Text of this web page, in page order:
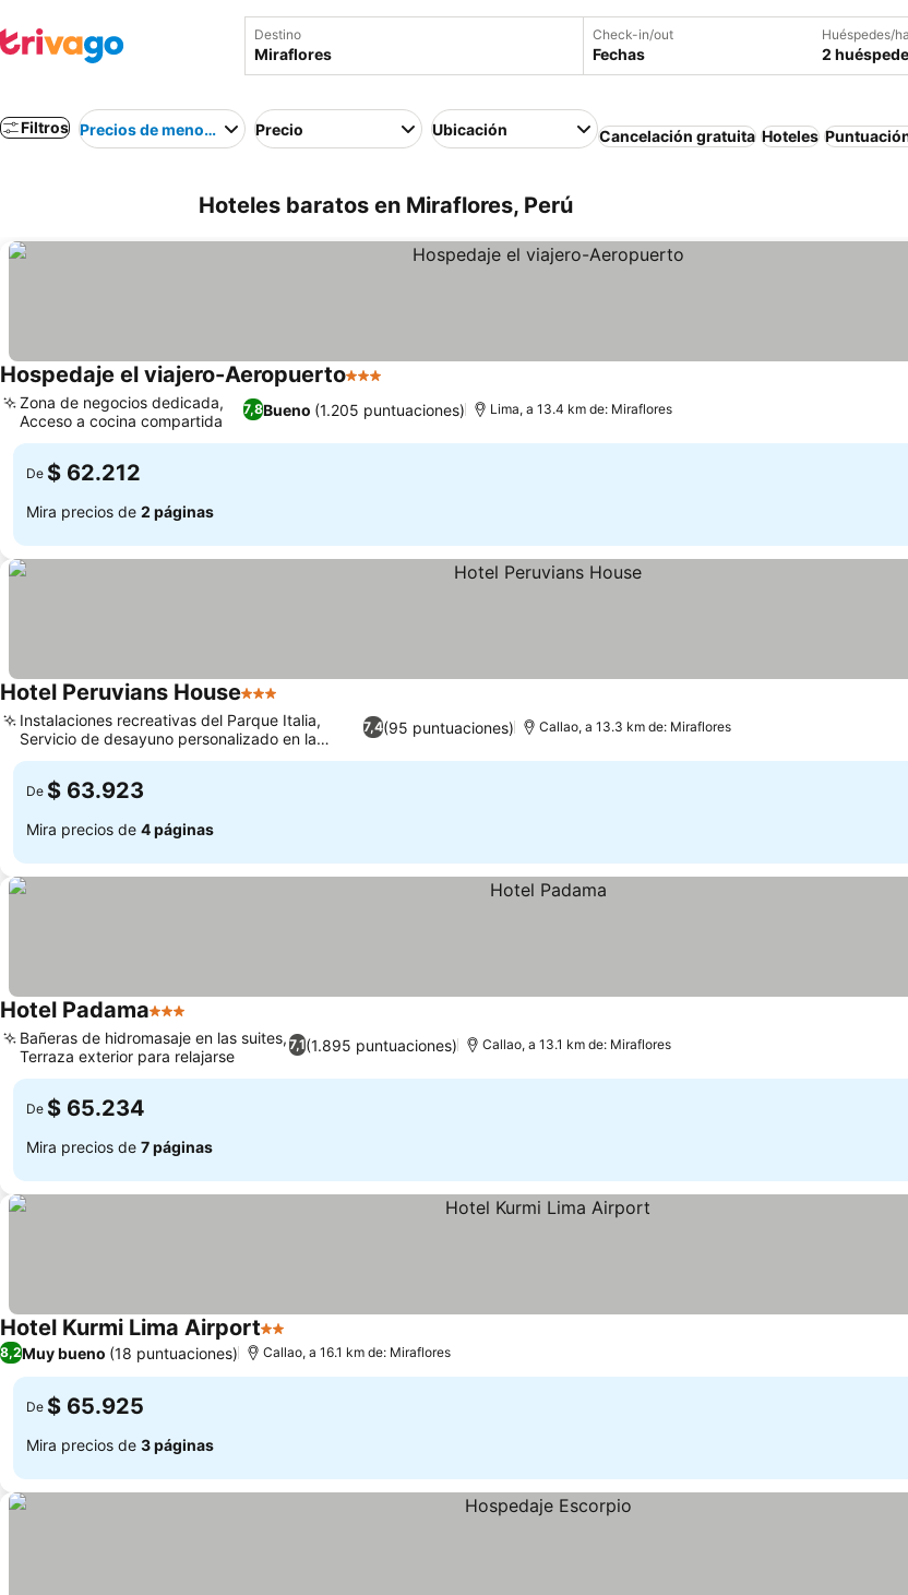
Destino Check-in/out
Fechas
Huéspedes/
2
Filtros Precios de menor a mayorPrecio Ubicación Cancelación gratuita Hoteles
Hoteles baratos en Miraflores, Perú
Hospedaje el viajero-Aeropuerto3 Estrellas
7,8Bueno (1.205 puntuaciones)
Zona de negocios dedicada,
Acceso a cocina compartida
Lima, a 13.4 km de: Miraflores
De $ 62.212
Mira precios de 2 páginas
Hotel Peruvians House3 Estrellas
7,4(95 puntuaciones)
Instalaciones recreativas del Parque Italia,
Servicio de desayuno personalizado en la
habitación
Callao, a 13.3 km de: Miraflores
De $ 63.923
Mira precios de 4 páginas
Hotel Padama3 Estrellas
7,1(1.895 puntuaciones)
Bañeras de hidromasaje en las suites,
Terraza exterior para relajarse
Callao, a 13.1 km de: Miraflores
De $ 65.234
Mira precios de 7 páginas
Hotel Kurmi Lima Airport2 Estrellas
8,2Muy bueno (18 puntuaciones) Callao, a 16.1 km de: Miraflores
De $ 65.925
Mira precios de 3 páginas